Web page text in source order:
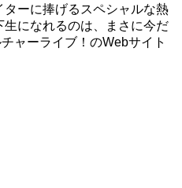
ーに捧げるスペシャルな熱
になれるのは、まさに今だ
ャーライブ！のWebサイト